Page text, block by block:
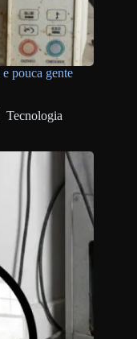
pouca gente
Tecnologia